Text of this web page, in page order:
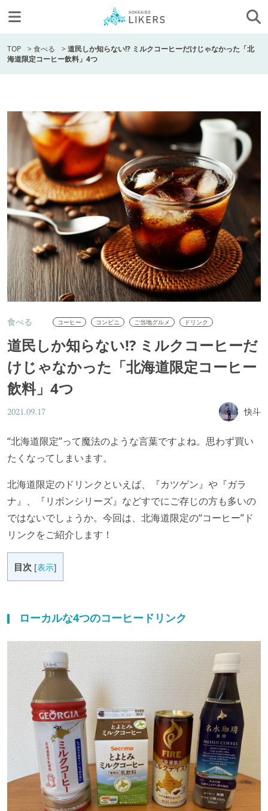
TOP >食べる >道民しか知らない!? ミルクコーヒーだけじゃなかった「北
海道限定コーヒー飲料」4つ
食べる コーヒー コンビニ ご当地グルメ ドリンク
道民しか知らない!? ミルクコーヒーだ
けじゃなかった「北海道限定コーヒー
飲料」4つ
2021.09.17 快斗
“北海道限定”って魔法のような言葉ですよね。思わず買い
たくなってしまいます。
北海道限定のドリンクといえば、『カツゲン』や『ガラ
ナ』、『リボンシリーズ』などすでにご存じの方も多いの
ではないでしょうか。今回は、北海道限定の“コーヒー”ド
リンクをご紹介します！
目次 [表示]
ローカルな4つのコーヒードリンク